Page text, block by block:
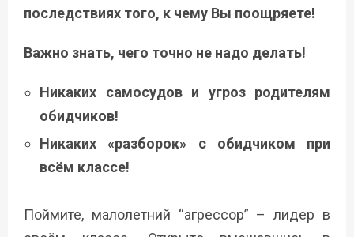
последствиях того, к чему Вы поощряете!
Важно знать, чего точно не надо делать!
Никаких самосудов и угроз родителям
обидчиков!
Никаких «разборок» с обидчиком при
всём классе!
Поймите, малолетний “агрессор” – лидер в